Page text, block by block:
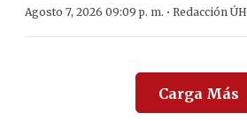
Agosto 7, 2026 09:09 p. m. · Redacción ÚH
Carga Más